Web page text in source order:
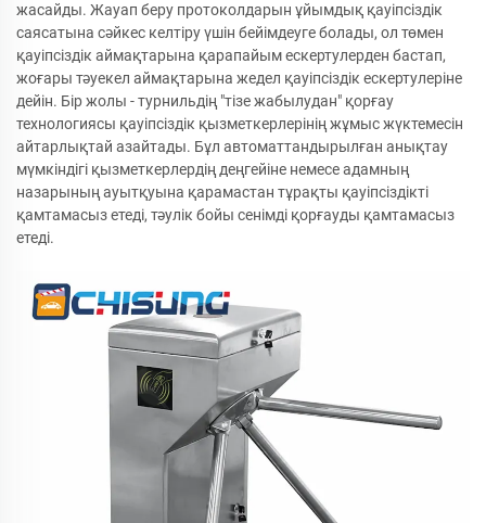
жасайды. Жауап беру протоколдарын ұйымдық қауіпсіздік
саясатына сәйкес келтіру үшін бейімдеуге болады, ол төмен
қауіпсіздік аймақтарына қарапайым ескертулерден бастап,
жоғары тәуекел аймақтарына жедел қауіпсіздік ескертулеріне
дейін. Бір жолы - турнильдің "тізе жабылудан" қорғау
технологиясы қауіпсіздік қызметкерлерінің жұмыс жүктемесін
айтарлықтай азайтады. Бұл автоматтандырылған анықтау
мүмкіндігі қызметкерлердің деңгейіне немесе адамның
назарының ауытқуына қарамастан тұрақты қауіпсіздікті
қамтамасыз етеді, тәулік бойы сенімді қорғауды қамтамасыз
етеді.